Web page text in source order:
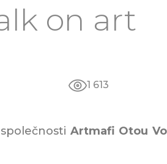
on art
1 613
Artmafi Otou